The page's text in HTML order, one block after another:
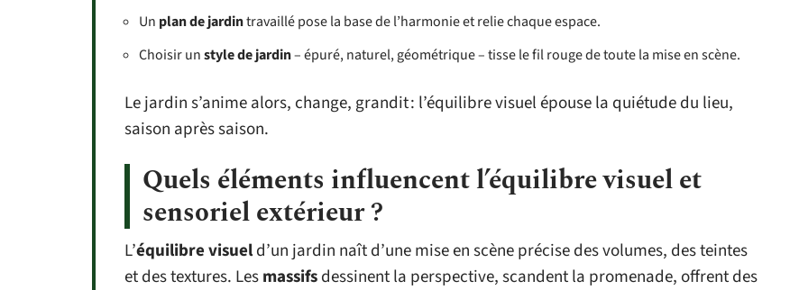
Un plan de jardintravaillé pose la base de l’harmonie et relie chaque espace.
Choisir unstyle de jardin– épuré, naturel, géométrique – tisse le fil rouge de toute la mise en scène.
Le jardin s’anime alors, change, grandit : l’équilibre visuel épouse la quiétude du lieu,
saison après saison.
Quels éléments influencent l’équilibre visuel et
sensoriel extérieur ?
L’équilibre visueld’un jardin naît d’une mise en scène précise des volumes, des teintes
et des textures. Lesmassifsdessinent la perspective, scandent la promenade, offrent des